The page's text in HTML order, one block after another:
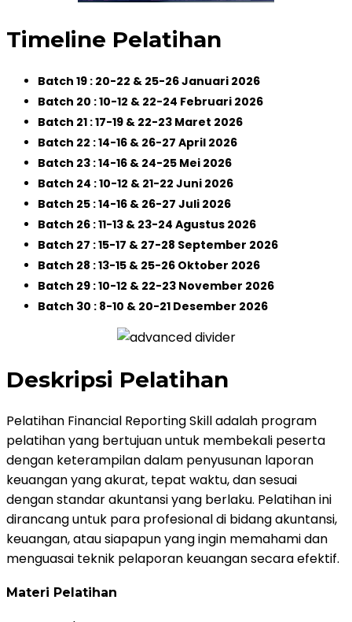
Timeline Pelatihan
Batch 19 : 20-22 & 25-26 Januari 2026
Batch 20 : 10-12 & 22-24 Februari 2026
Batch 21 : 17-19 & 22-23 Maret 2026
Batch 22 : 14-16 & 26-27 April 2026
Batch 23 : 14-16 & 24-25 Mei 2026
Batch 24 : 10-12 & 21-22 Juni 2026
Batch 25 : 14-16 & 26-27 Juli 2026
Batch 26 : 11-13 & 23-24 Agustus 2026
Batch 27 : 15-17 & 27-28 September 2026
Batch 28 : 13-15 & 25-26 Oktober 2026
Batch 29 : 10-12 & 22-23 November 2026
Batch 30 : 8-10 & 20-21 Desember 2026
Deskripsi Pelatihan
Pelatihan Financial Reporting Skill adalah program
pelatihan yang bertujuan untuk membekali peserta
dengan keterampilan dalam penyusunan laporan
keuangan yang akurat, tepat waktu, dan sesuai
dengan standar akuntansi yang berlaku. Pelatihan ini
dirancang untuk para profesional di bidang akuntansi,
keuangan, atau siapapun yang ingin memahami dan
menguasai teknik pelaporan keuangan secara efektif.
Materi Pelatihan